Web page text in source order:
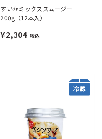
すいかミックススムージー
200g（12本入）
¥2,304 税込